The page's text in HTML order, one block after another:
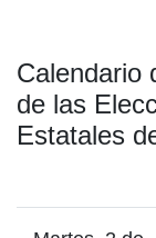
Calendario
de las
Estatales